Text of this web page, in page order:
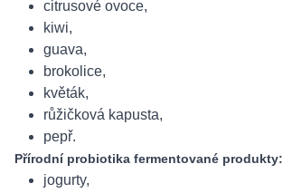
citrusové ovoce,
kiwi,
guava,
brokolice,
květák,
růžičková kapusta,
pepř.
Přírodní probiotika fermentované produkty:
jogurty,